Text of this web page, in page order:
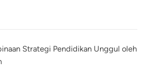
Strategi Pendidikan Unggul oleh